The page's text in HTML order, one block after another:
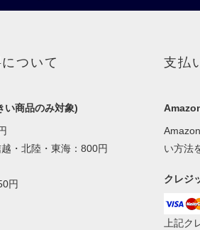
ついて
い商品のみ対象)
・北陸・東海：800円
円
支払
い方法
クレジ
上記ク